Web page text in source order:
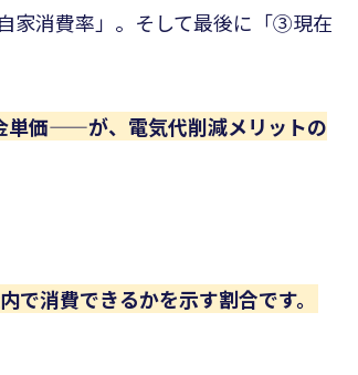
家消費率」。そして最後に「③現在
価——が、電気代削減メリットの
消費できるかを示す割合です。